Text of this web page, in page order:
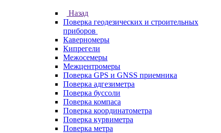
Назад
Поверка геодезических и строительных
приборов
Каверномеры
Кипрегели
Межосемеры
Межцентромеры
Поверка GPS и GNSS приемника
Поверка адгезиметра
Поверка буссоли
Поверка компаса
Поверка координатометра
Поверка курвиметра
Поверка метра